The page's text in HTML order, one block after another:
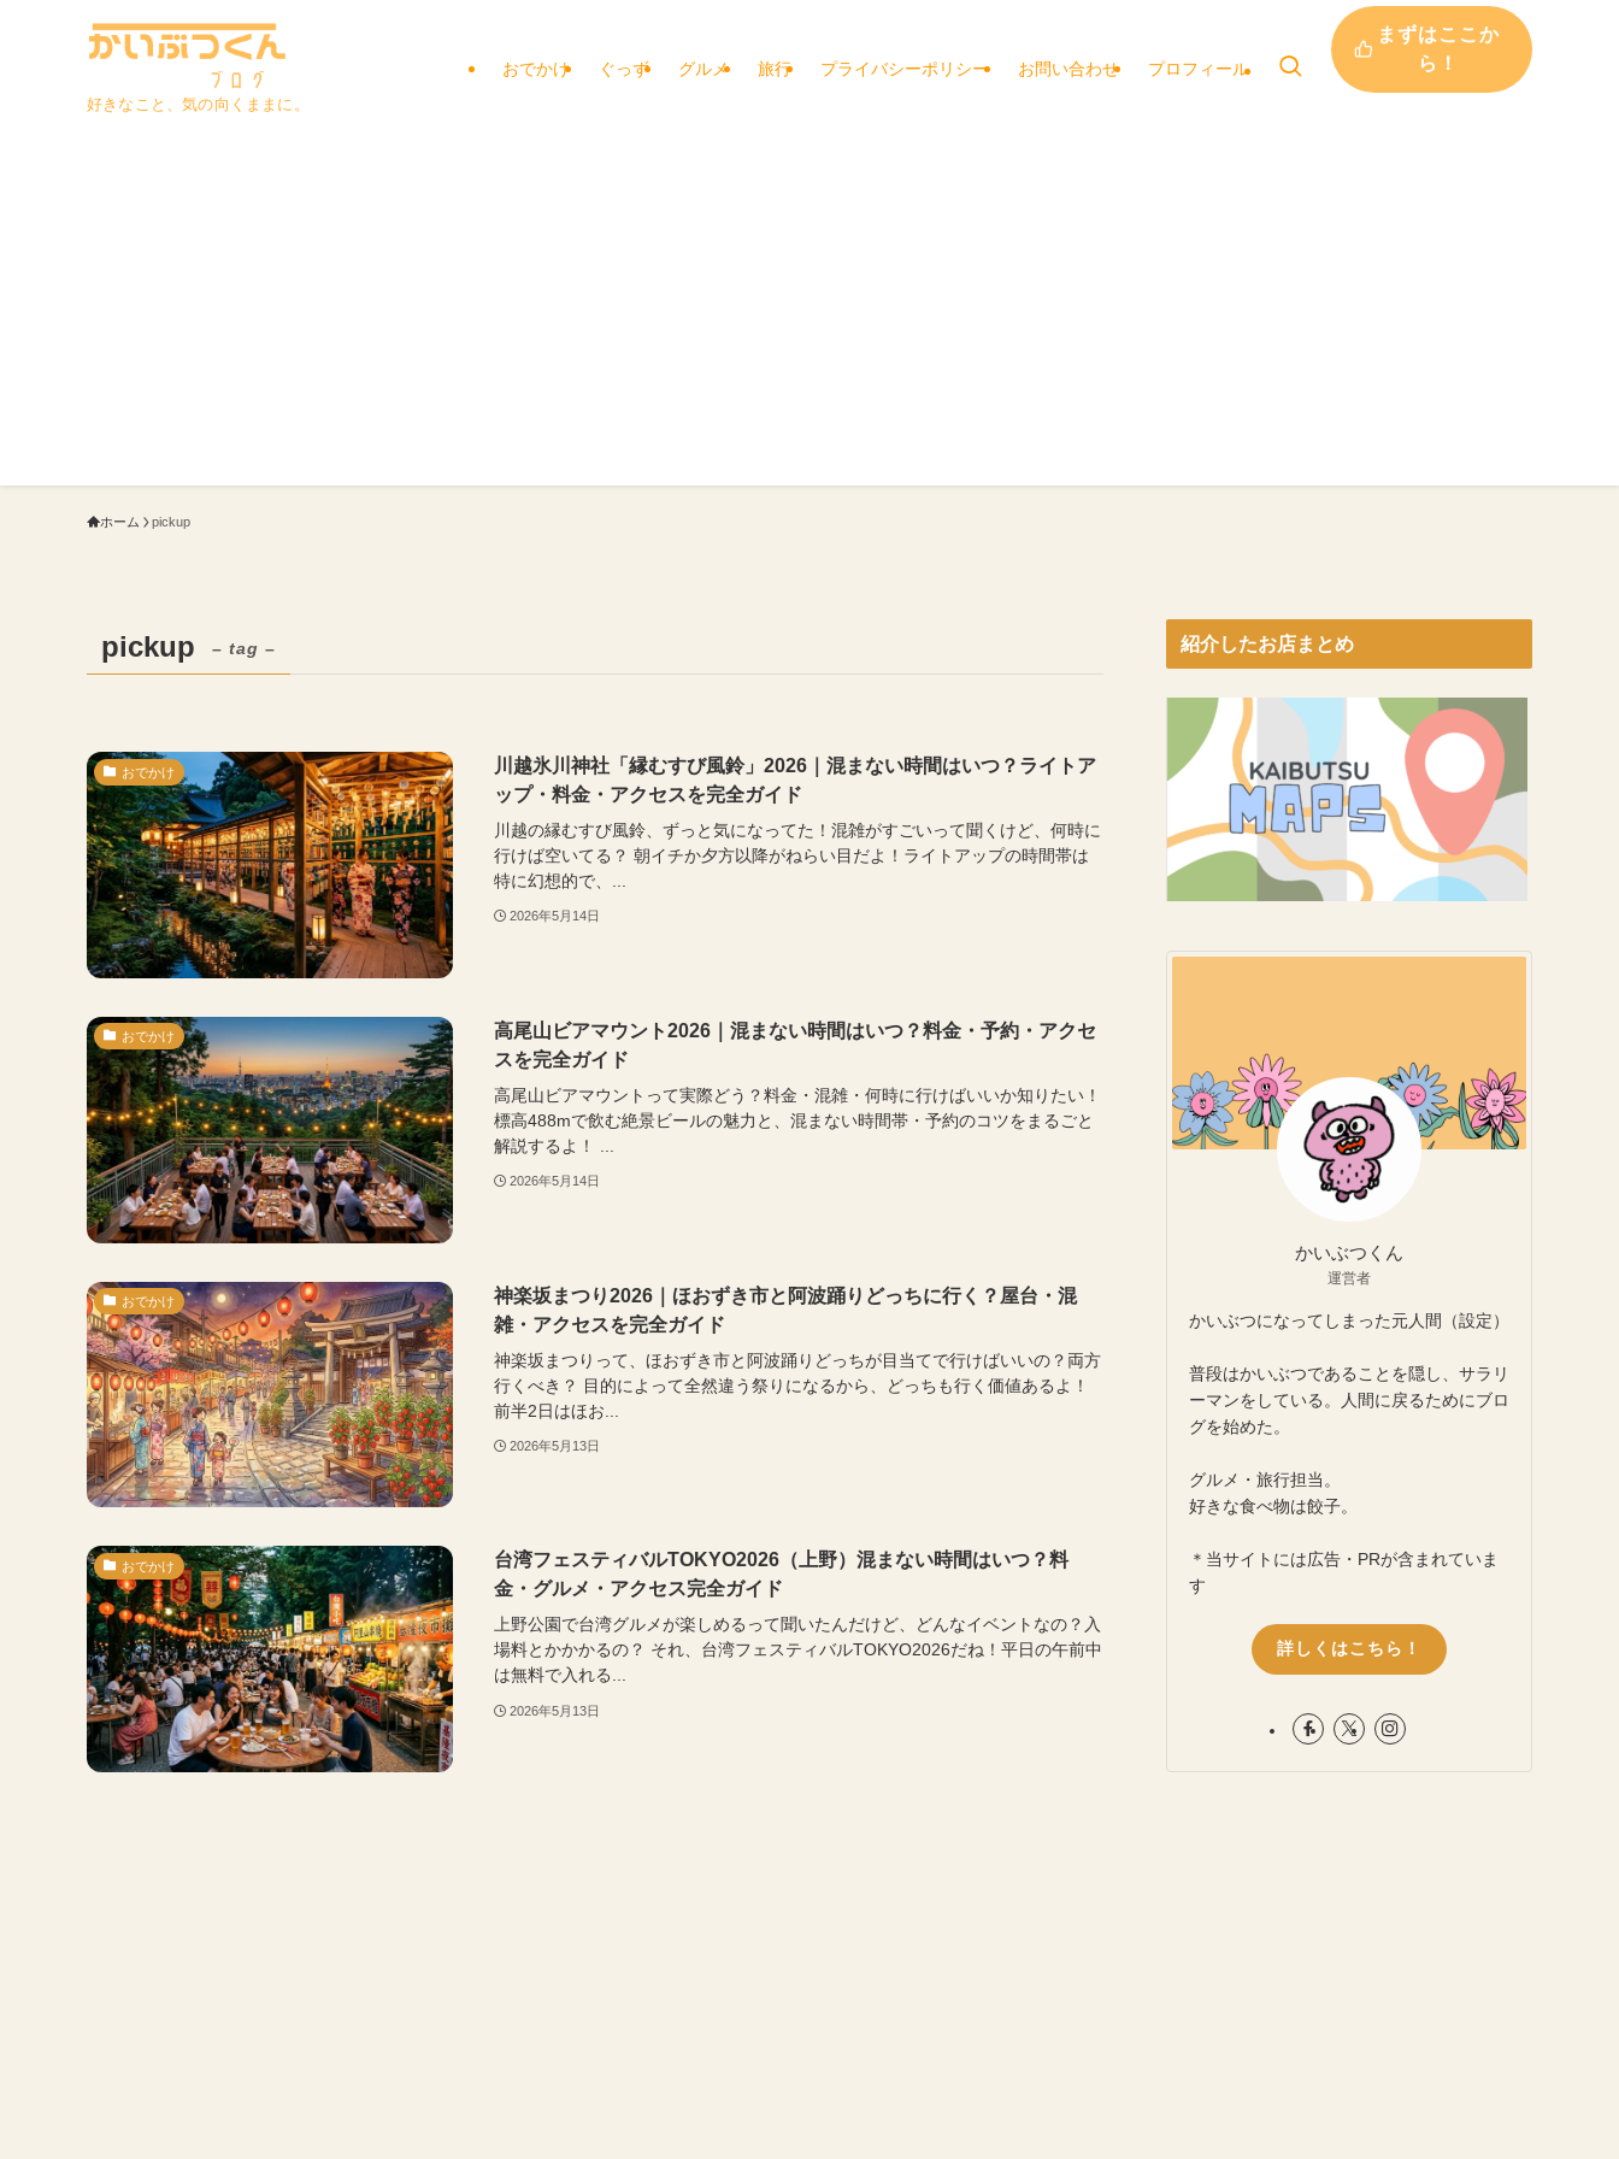
好きなこと、気の向くままに。
おでかけ ぐっず グルメ 旅行 プライバシーポリシー お問い合わせ プロフィール
まずはここか
ら！
ホーム pickup
pickup – tag –
おでかけ
川越氷川神社「縁むすび風鈴」2026｜混まない時間はいつ？ライトア
ップ・料金・アクセスを完全ガイド
川越の縁むすび風鈴、ずっと気になってた！混雑がすごいって聞くけど、何時に
行けば空いてる？ 朝イチか夕方以降がねらい目だよ！ライトアップの時間帯は
特に幻想的で、...
2026年5月14日
おでかけ
高尾山ビアマウント2026｜混まない時間はいつ？料金・予約・アクセ
スを完全ガイド
高尾山ビアマウントって実際どう？料金・混雑・何時に行けばいいか知りたい！
標高488mで飲む絶景ビールの魅力と、混まない時間帯・予約のコツをまるごと
解説するよ！ ...
2026年5月14日
おでかけ
神楽坂まつり2026｜ほおずき市と阿波踊りどっちに行く？屋台・混
雑・アクセスを完全ガイド
神楽坂まつりって、ほおずき市と阿波踊りどっちが目当てで行けばいいの？両方
行くべき？ 目的によって全然違う祭りになるから、どっちも行く価値あるよ！
前半2日はほお...
2026年5月13日
おでかけ
台湾フェスティバルTOKYO2026（上野）混まない時間はいつ？料
金・グルメ・アクセス完全ガイド
上野公園で台湾グルメが楽しめるって聞いたんだけど、どんなイベントなの？入
場料とかかかるの？ それ、台湾フェスティバルTOKYO2026だね！平日の午前中
は無料で入れる...
2026年5月13日
紹介したお店まとめ
かいぶつくん
運営者
かいぶつになってしまった元人間（設定）
普段はかいぶつであることを隠し、サラリ
ーマンをしている。人間に戻るためにブロ
グを始めた。
グルメ・旅行担当。
好きな食べ物は餃子。
＊当サイトには広告・PRが含まれていま
す
詳しくはこちら！